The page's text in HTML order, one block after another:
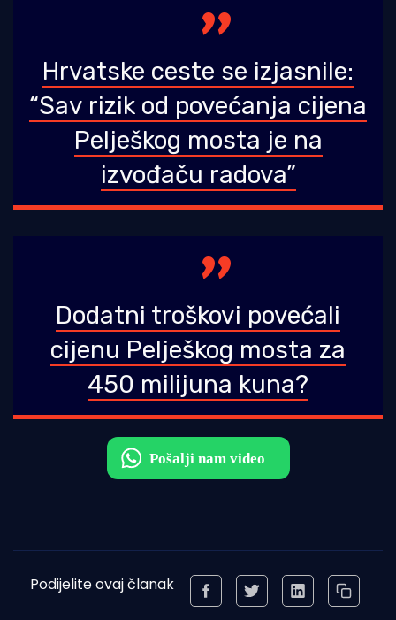
Hrvatske ceste se izjasnile:
“Sav rizik od povećanja cijena
Pelješkog mosta je na
izvođaču radova”
Dodatni troškovi povećali
cijenu Pelješkog mosta za
450 milijuna kuna?
Podijelite ovaj članak